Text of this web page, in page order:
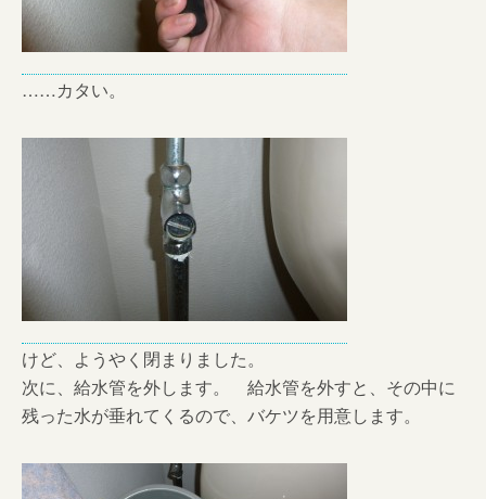
……カタい。
けど、ようやく閉まりました。
次に、給水管を外します。 給水管を外すと、その中に
残った水が垂れてくるので、バケツを用意します。